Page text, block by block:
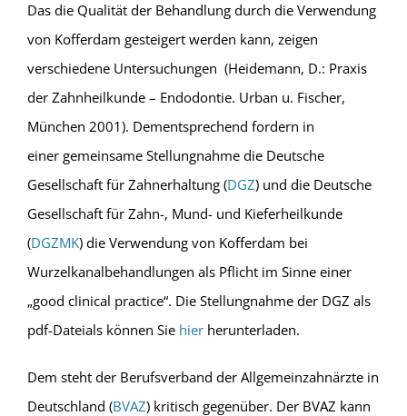
Das die Qualität der Behandlung durch die Verwendung
von Kofferdam gesteigert werden kann, zeigen
verschiedene Untersuchungen (Heidemann, D.: Praxis
der Zahnheilkunde – Endodontie. Urban u. Fischer,
München 2001). Dementsprechend fordern in
einer gemeinsame Stellungnahme die Deutsche
Gesellschaft für Zahnerhaltung (DGZ) und die Deutsche
Gesellschaft für Zahn-, Mund- und Kieferheilkunde
(DGZMK) die Verwendung von Kofferdam bei
Wurzelkanalbehandlungen als Pflicht im Sinne einer
„good clinical practice“. Die Stellungnahme der DGZ als
pdf-Dateials können Sie hierherunterladen.
Dem steht der Berufsverband der Allgemeinzahnärzte in
Deutschland (BVAZ) kritisch gegenüber. Der BVAZ kann